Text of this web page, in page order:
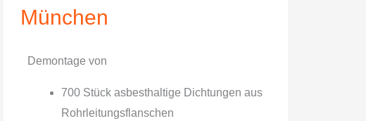
München
Demontage von
700 Stück asbesthaltige Dichtungen aus
Rohrleitungsflanschen
München